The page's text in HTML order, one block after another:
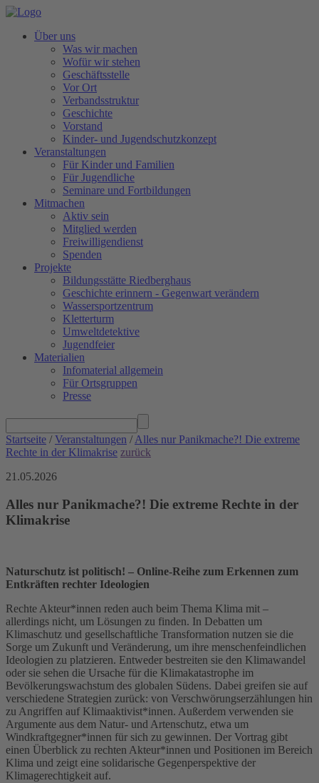
Über uns
Was wir machen
Wofür wir stehen
Geschäftsstelle
Vor Ort
Verbandsstruktur
Geschichte
Vorstand
Kinder- und Jugendschutzkonzept
Veranstaltungen
Für Kinder und Familien
Für Jugendliche
Seminare und Fortbildungen
Mitmachen
Aktiv sein
Mitglied werden
Freiwilligendienst
Spenden
Projekte
Bildungsstätte Riedberghaus
Geschichte erinnern - Gegenwart verändern
Wassersportzentrum
Kletterturm
Umweltdetektive
Jugendfeier
Materialien
Infomaterial allgemein
Für Ortsgruppen
Presse
Startseite / Veranstaltungen / Alles nur Panikmache?! Die extreme
Rechte in der Klimakrise zurück
21.05.2026
Alles nur Panikmache?! Die extreme Rechte in der
Klimakrise
Naturschutz ist politisch! – Online-Reihe zum Erkennen zum
Entkräften rechter Ideologien
Rechte Akteur*innen reden auch beim Thema Klima mit –
allerdings nicht, um Lösungen zu finden. In Debatten um
Klimaschutz und gesellschaftliche Transformation nutzen sie die
Sorge um Zukunft und Veränderung, um ihre menschenfeindlichen
Ideologien zu platzieren. Entweder bestreiten sie den Klimawandel
oder sie sehen die Ursache für die Klimakatastrophe im
Bevölkerungswachstum des globalen Südens. Dabei greifen sie auf
verschiedene Strategien zurück: von Verschwörungserzählungen hin
zu Angriffen auf Klimaaktivist*innen. Außerdem verwenden sie
Argumente aus dem Natur- und Artenschutz, etwa um
Windkraftgegner*innen für sich zu gewinnen. Der Vortrag gibt
einen Überblick zu rechten Akteur*innen und Positionen im Bereich
Klima und zeigt eine solidarische Gegenperspektive der
Klimagerechtigkeit auf.